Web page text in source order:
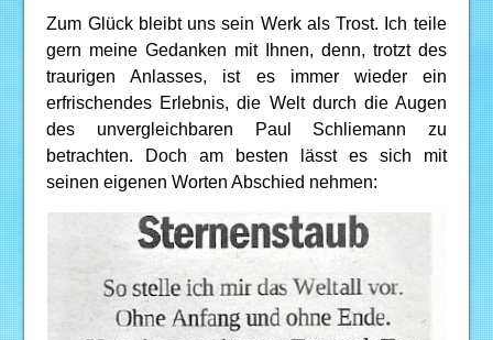
Zum Glück bleibt uns sein Werk als Trost. Ich teile
gern meine Gedanken mit Ihnen, denn, trotzt des
traurigen Anlasses, ist es immer wieder ein
erfrischendes Erlebnis, die Welt durch die Augen
des unvergleichbaren Paul Schliemann zu
betrachten. Doch am besten lässt es sich mit
seinen eigenen Worten Abschied nehmen: